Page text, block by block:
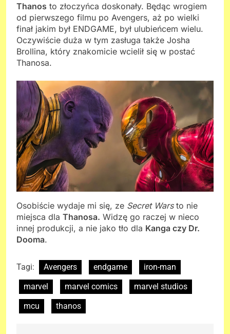
Thanos to złoczyńca doskonały. Będąc wrogiem
od pierwszego filmu po Avengers, aż po wielki
finał jakim był ENDGAME, był ulubieńcem wielu.
Oczywiście duża w tym zasługa także Josha
Brollina, który znakomicie wcielił się w postać
Thanosa.
Osobiście wydaje mi się, ze Secret Warsto nie
miejsca dla Thanosa. Widzę go raczej w nieco
innej produkcji, a nie jako tło dla Kanga czy Dr.
Dooma.
Tagi: Avengers endgame
iron-man
marvel
marvel comics
marvel studios
mcu
thanos